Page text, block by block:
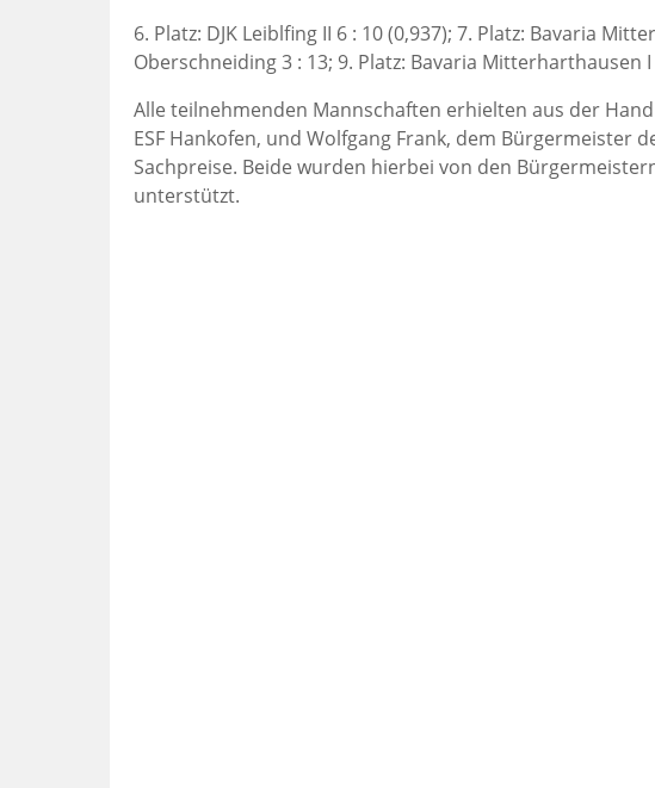
6. Platz: DJK Leiblfing II 6 : 10 (0,937); 7. Platz: Bavaria
Oberschneiding 3 : 13; 9. Platz: Bavaria Mitterharthausen I
Alle teilnehmenden Mannschaften erhielten aus der
ESF Hankofen, und Wolfgang Frank, dem Bürgermeister
Sachpreise. Beide wurden hierbei von den
unterstützt.